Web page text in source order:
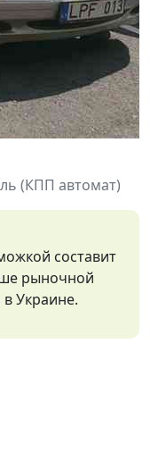
(КПП автомат)
составит
рыночной
Украине.